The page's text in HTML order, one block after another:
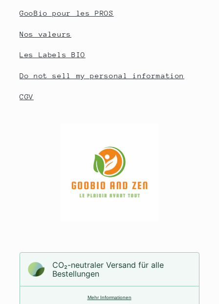
GooBio pour les PROS
Nos valeurs
Les Labels BIO
Do not sell my personal information
CGV
CO₂-neu­t­raler Versand für alle
Bestellungen
Mehr Informationen